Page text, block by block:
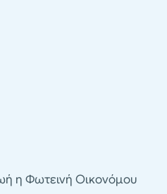
η Φωτεινή Οικονόμου